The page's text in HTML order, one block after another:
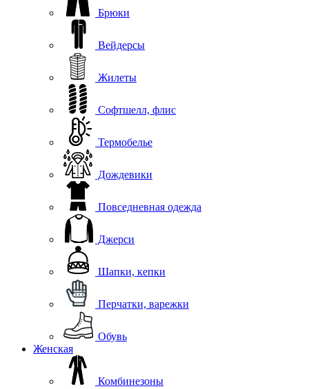
Брюки
Вейдерсы
Жилеты
Софтшелл, флис
Термобелье
Дождевики
Повседневная одежда
Джерси
Шапки, кепки
Перчатки, варежки
Обувь
Женская
Комбинезоны